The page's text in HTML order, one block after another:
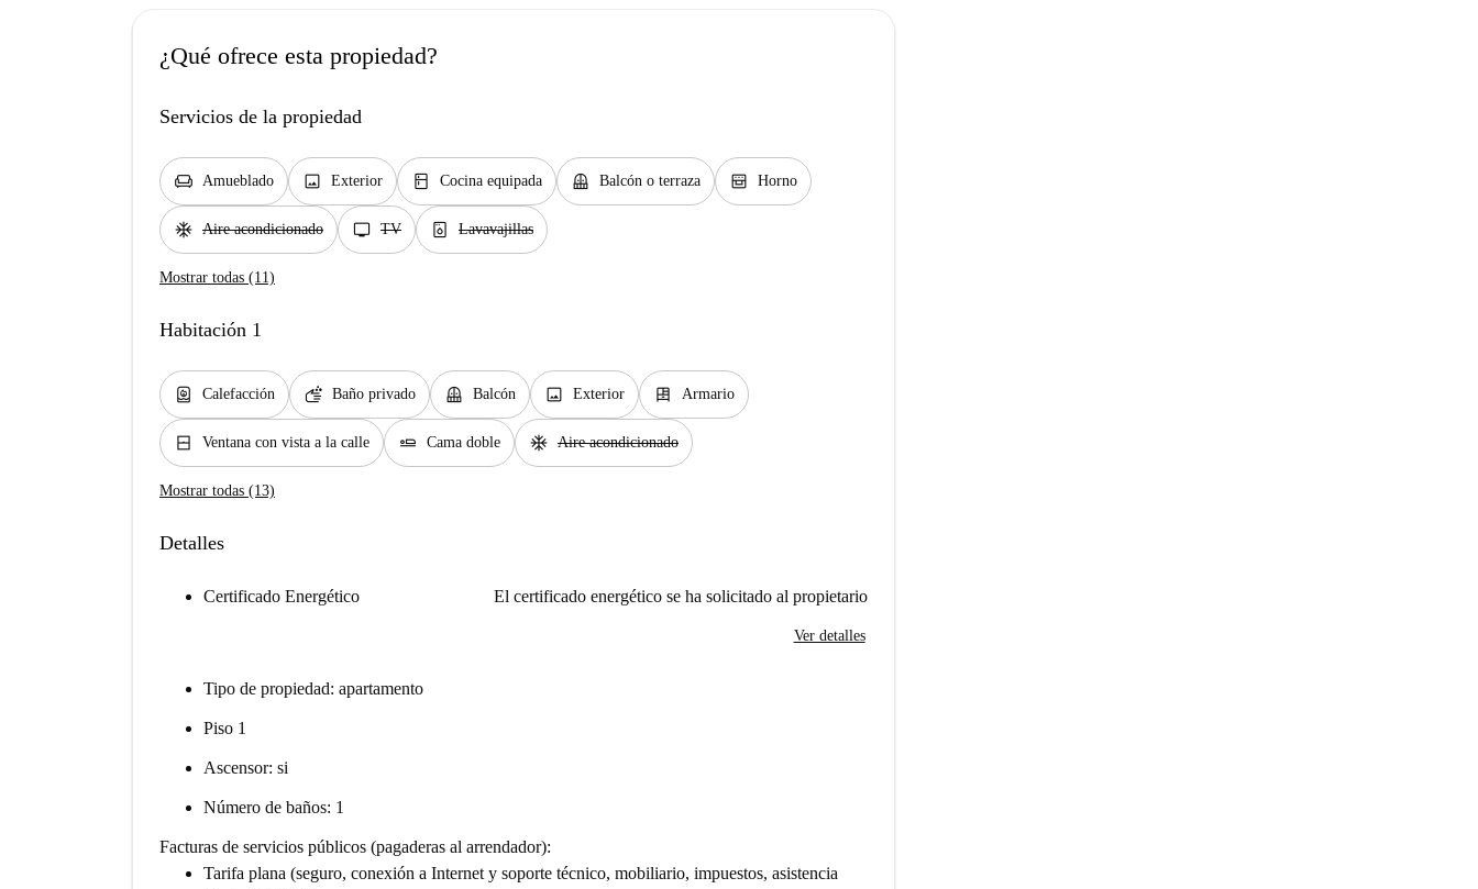
¿Qué ofrece esta propiedad?
Servicios de la propiedad
chair Amueblado image Exterior kitchen Cocina equipada balcony Balcón o terraza oven_gen Horno
ac_unit Aire acondicionado tv TV dishwasher_gen Lavavajillas
Mostrar todas (11)
Habitación 1
water_heater Calefacción soap Baño privado balcony Balcón image Exterior dresser Armario
window_closed Ventana con vista a la calle airline_seat_flat Cama doble ac_unit Aire acondicionado
Mostrar todas (13)
Detalles
Certificado Energético El certificado energético se ha solicitado al propietario
Ver detalles
Tipo de propiedad: apartamento
Piso 1
Ascensor: si
Número de baños: 1
Facturas de servicios públicos (pagaderas al arrendador):
Tarifa plana (seguro, conexión a Internet y soporte técnico, mobiliario, impuestos, asistencia